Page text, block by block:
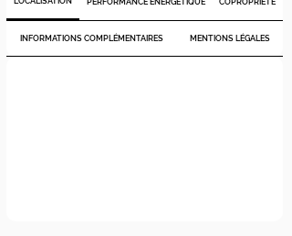
by law, the surfaces displayed in the listing are expressed in Carrez
law for condominiums and as floor area, approximate and indicative,
in other cases. Only the information mentioned in the sales agreement
PERFORMANCE ÉNERGÉTIQUE COPROPRIÉTÉ
INFORMATIONS COMPLÉMENTAIRES MENTIONS LÉGALES